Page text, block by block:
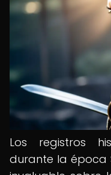
Los registros
durante la época